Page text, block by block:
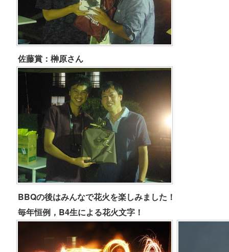
佐藤賞：榊原さん
BBQの後はみんなで花火を楽しみました！
毎年恒例，B4生による花火文字！